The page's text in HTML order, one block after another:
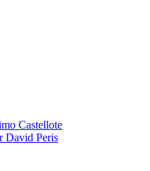
Castellote
David Peris